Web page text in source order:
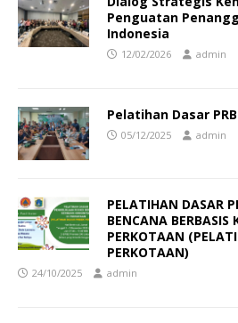
Penguatan
Indonesia
12/02/2026 admin
Pelatihan Dasar
05/12/2025 admin
PELATIHAN DASAR
BENCANA BERBASIS
PERKOTAAN
PERKOTAAN)
24/10/2025 admin